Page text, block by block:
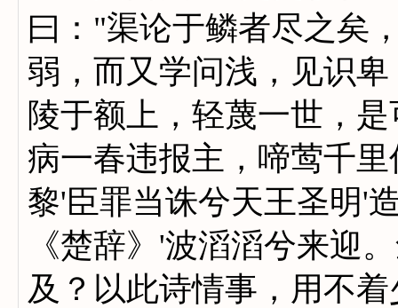
曰："渠论于鳞者尽之矣
弱，而又学问浅，见识
陵于额上，轻蔑一世，
病一春违报主，啼莺千
黎'臣罪当诛兮天王圣明'
《楚辞》'波滔滔兮来迎
及？以此诗情事，用不